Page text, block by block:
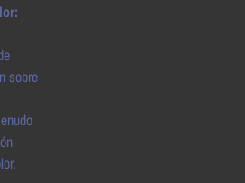
sobre